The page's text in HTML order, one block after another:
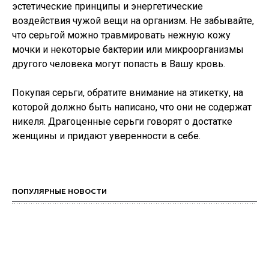
эстетические принципы и энергетические
воздействия чужой вещи на организм. Не забывайте,
что серьгой можно травмировать нежную кожу
мочки и некоторые бактерии или микроорганизмы
другого человека могут попасть в Вашу кровь.
Покупая серьги, обратите внимание на этикетку, на
которой должно быть написано, что они не содержат
никеля. Драгоценные серьги говорят о достатке
женщины и придают уверенности в себе.
ПОПУЛЯРНЫЕ НОВОСТИ